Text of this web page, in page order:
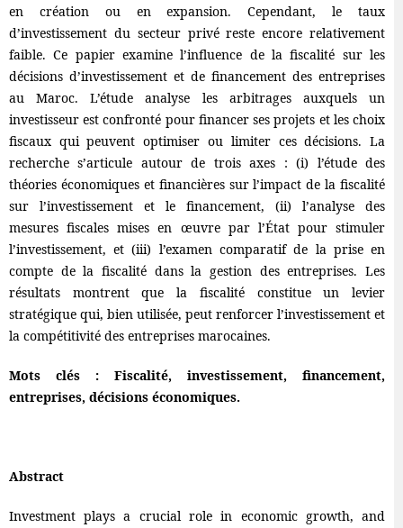
en création ou en expansion. Cependant, le taux
d’investissement du secteur privé reste encore relativement
faible. Ce papier examine l’influence de la fiscalité sur les
décisions d’investissement et de financement des entreprises
au Maroc. L’étude analyse les arbitrages auxquels un
investisseur est confronté pour financer ses projets et les choix
fiscaux qui peuvent optimiser ou limiter ces décisions. La
recherche s’articule autour de trois axes : (i) l’étude des
théories économiques et financières sur l’impact de la fiscalité
sur l’investissement et le financement, (ii) l’analyse des
mesures fiscales mises en œuvre par l’État pour stimuler
l’investissement, et (iii) l’examen comparatif de la prise en
compte de la fiscalité dans la gestion des entreprises. Les
résultats montrent que la fiscalité constitue un levier
stratégique qui, bien utilisée, peut renforcer l’investissement et
la compétitivité des entreprises marocaines.
Mots clés : Fiscalité, investissement, financement,
entreprises, décisions économiques.
Abstract
Investment plays a crucial role in economic growth, and